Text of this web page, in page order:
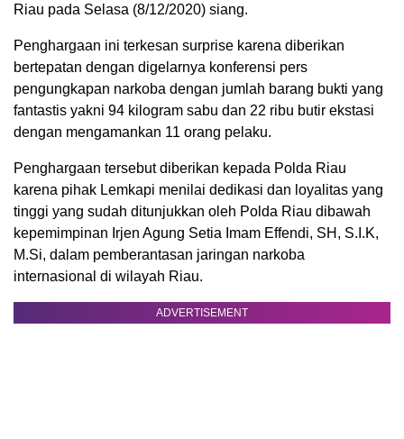
Riau pada Selasa (8/12/2020) siang.
Penghargaan ini terkesan surprise karena diberikan
bertepatan dengan digelarnya konferensi pers
pengungkapan narkoba dengan jumlah barang bukti yang
fantastis yakni 94 kilogram sabu dan 22 ribu butir ekstasi
dengan mengamankan 11 orang pelaku.
Penghargaan tersebut diberikan kepada Polda Riau
karena pihak Lemkapi menilai dedikasi dan loyalitas yang
tinggi yang sudah ditunjukkan oleh Polda Riau dibawah
kepemimpinan Irjen Agung Setia Imam Effendi, SH, S.I.K,
M.Si, dalam pemberantasan jaringan narkoba
internasional di wilayah Riau.
ADVERTISEMENT